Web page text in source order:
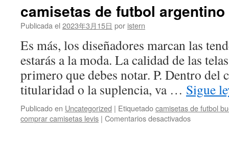
camisetas de futbol argentino
Publicada el 2023年3月15日 por istern
Es más, los diseñadores marcan las
estarás a la moda. La calidad de las
primero que debes notar. P. Dentro del
titularidad o la suplencia, va … Sigue
Publicado en Uncategorized | Etiquetadocamisetas de futbol
comprar camisetas levis | Comentarios desactivadosen